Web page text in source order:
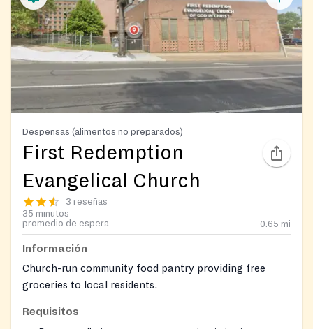
Despensas (alimentos no preparados)
First Redemption
Evangelical Church
3 reseñas
35 minutos
promedio de espera
0.65 mi
Información
Church-run community food pantry providing free
groceries to local residents.
Requisitos